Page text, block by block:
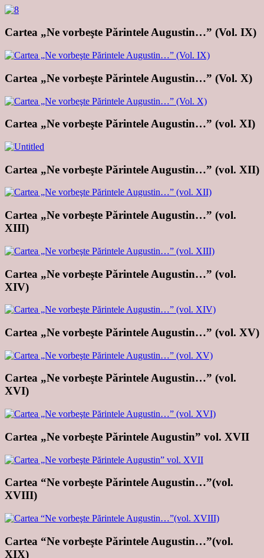
Cartea „Ne vorbeşte Părintele Augustin…” (Vol. IX)
Cartea „Ne vorbeşte Părintele Augustin…” (Vol. X)
Cartea „Ne vorbeşte Părintele Augustin…” (vol. XI)
Cartea „Ne vorbeşte Părintele Augustin…” (vol. XII)
Cartea „Ne vorbeşte Părintele Augustin…” (vol.
XIII)
Cartea „Ne vorbeşte Părintele Augustin…” (vol.
XIV)
Cartea „Ne vorbeşte Părintele Augustin…” (vol. XV)
Cartea „Ne vorbeşte Părintele Augustin…” (vol.
XVI)
Cartea „Ne vorbeşte Părintele Augustin” vol. XVII
Cartea “Ne vorbeşte Părintele Augustin…”(vol.
XVIII)
Cartea “Ne vorbeşte Părintele Augustin…”(vol.
XIX)